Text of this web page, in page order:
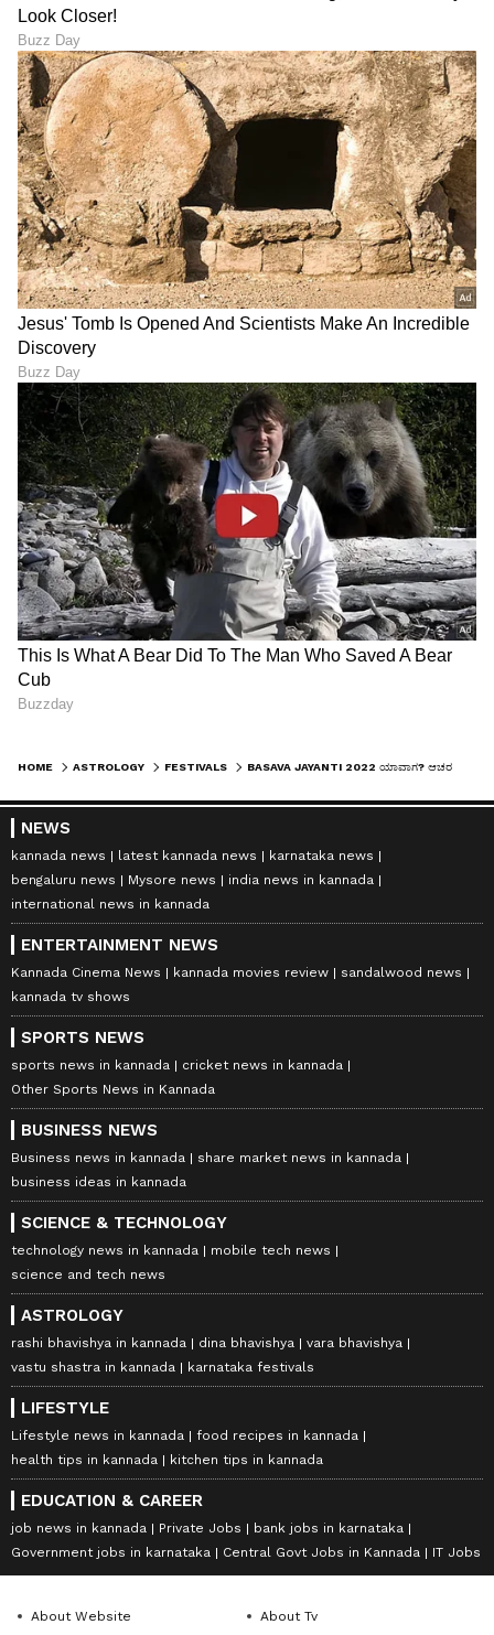
HOME ASTROLOGY FESTIVALS
NEWS
kannada news latest kannada news
karnataka news
bengaluru news
Mysore news
india news in kannada
international news in kannada
ENTERTAINMENT NEWS
Kannada Cinema News kannada movies review
sandalwood news
kannada tv shows
SPORTS NEWS
sports news in kannada
cricket news in kannada
Other Sports News in Kannada
BUSINESS NEWS
Business news in kannada
share market news in kannada
business ideas in kannada
SCIENCE & TECHNOLOGY
technology news in kannada
mobile tech news
science and tech news
ASTROLOGY
rashi bhavishya in kannada dina bhavishya
vara bhavishya
vastu shastra in kannada
karnataka festivals
LIFESTYLE
Lifestyle news in kannada
food recipes in kannada
health tips in kannada
kitchen tips in kannada
EDUCATION & CAREER
job news in kannada Private Jobs
bank jobs in karnataka
Government jobs in karnataka
Central Govt Jobs in Kannada IT Jobs
About Website About Tv